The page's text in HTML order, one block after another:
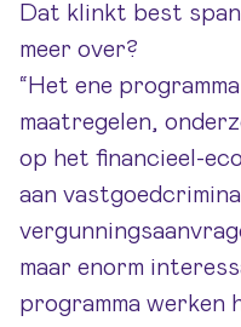
Dat klinkt best
meer over?
“Het ene
maatregelen,
op het financieel-
aan
maar enorm
programma werken